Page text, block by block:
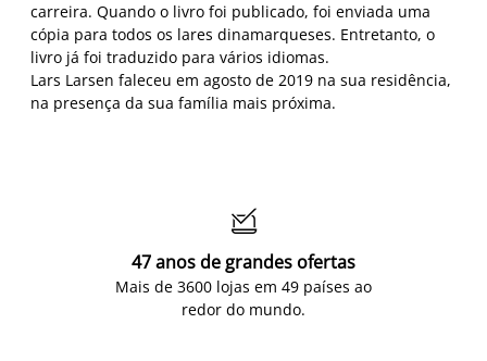
carreira. Quando o livro foi publicado, foi enviada uma
cópia para todos os lares dinamarqueses. Entretanto, o
livro já foi traduzido para vários idiomas.
Lars Larsen faleceu em agosto de 2019 na sua residência,
na presença da sua família mais próxima.

47 anos de grandes ofertas
Mais de 3600 lojas em 49 países ao
redor do mundo.